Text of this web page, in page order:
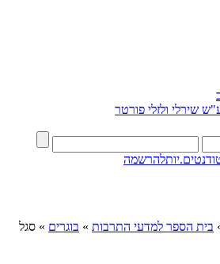
שירלי ולזלי פורטר
להרשמה
בית הספר למדעי התרבות » בוגרים » סגל